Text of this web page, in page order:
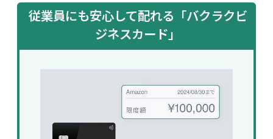
従業員にも安心して配れる「バクラクビ
ジネスカード」